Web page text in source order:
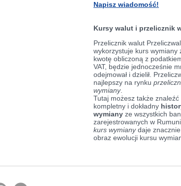
Napisz wiadomość!
Kursy walut i przelicznik
Przelicznik walut
wykorzystuje kurs wymiany
kwotę obliczoną z
VAT, będzie jednocześnie
odejmował i dzielił.
najlepszy na rynku
wymiany.
Tutaj możesz także
kompletny i dokładny
wymiany ze wszystkich
zarejestrowanych w
kurs wymianydaje
obraz ewolucji kursu